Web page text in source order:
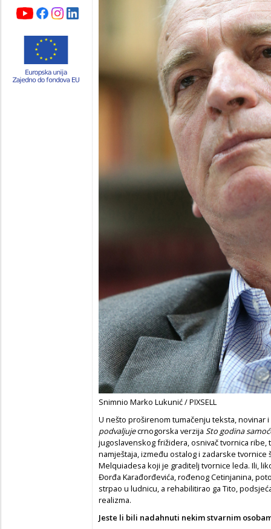
Snimnio Marko Lukunić / PIXSELL
U nešto proširenom tumačenju teksta, novinar
podvaljujecrnogorska verzija Sto godina
jugoslavenskog frižidera, osnivač tvornica ribe,
namještaja, između ostalog i zadarske tvornice
Melquiadesa koji je graditelj tvornice leda. Ili,
Đorđa Karađorđevića, rođenog Cetinjanina,
strpao u ludnicu, a rehabilitirao ga Tito,
realizma.
Jeste li bili nadahnuti nekim stvarnim